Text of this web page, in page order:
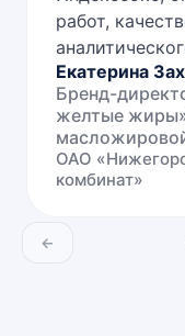
работ,
Екатерина
Бренд-
желтые
ОАО
комбинат»
←